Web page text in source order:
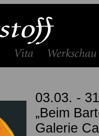
03.03. -
„Beim
Galerie